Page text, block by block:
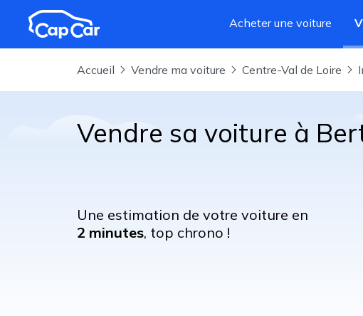
Aller au contenu principal
Acheter une voiture
Accueil Vendre ma voiture Centre-Val de Loire
Vendre sa voiture à
Une estimation de votre voiture en
2 minutes, top chrono !